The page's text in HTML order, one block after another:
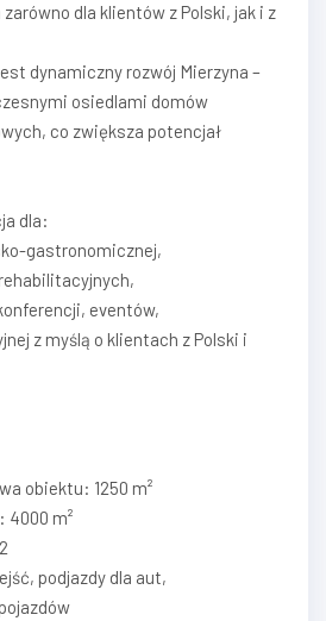
dla klientów z Polski, jak i z
dynamiczny rozwój Mierzyna –
osiedlami domów
co zwiększa potencjał
dla:
gastronomicznej,
eventów,
z myślą o klientach z Polski i
obiektu: 1250 m²
4000 m²
podjazdy dla aut,